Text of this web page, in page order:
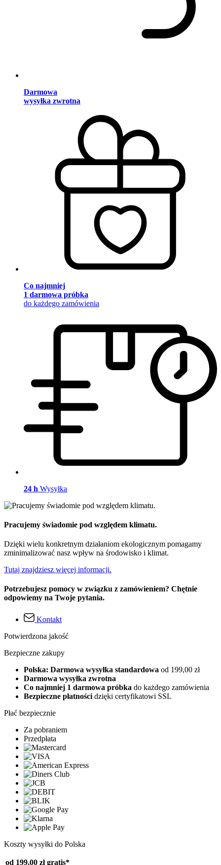
Darmowa
wysyłka zwrotna
Co najmniej
1 darmowa próbka
do każdego zamówienia
24 h Wysyłka
Pracujemy świadomie pod względem klimatu.
Dzięki wielu konkretnym działaniom ekologicznym pomagamy
zminimalizować nasz wpływ na środowisko i klimat.
Tutaj znajdziesz więcej informacji.
Potrzebujesz pomocy w związku z zamówieniem? Chętnie
odpowiemy na Twoje pytania.
Kontakt
Potwierdzona jakość
Bezpieczne zakupy
Polska: Darmowa wysyłka standardowa od 199,00 zł
Darmowa wysyłka zwrotna
Co najmniej 1 darmowa próbka do każdego zamówienia
Bezpieczne płatności dzięki certyfikatowi SSL
Płać bezpiecznie
Za pobraniem
Przedpłata
Koszty wysyłki do Polska
od 199,00 zł gratis*